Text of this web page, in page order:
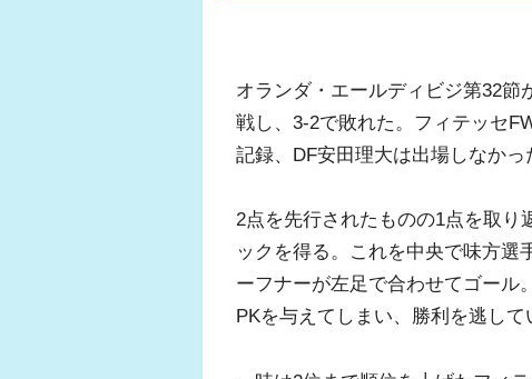
オランダ・エールディビジ第32
戦し、3-2で敗れた。フィテッセ
記録、DF安田理大は出場しなかっ
2点を先行されたものの1点を取り
ックを得る。これを中央で味方選
ーフナーが左足で合わせてゴール
PKを与えてしまい、勝利を逃して